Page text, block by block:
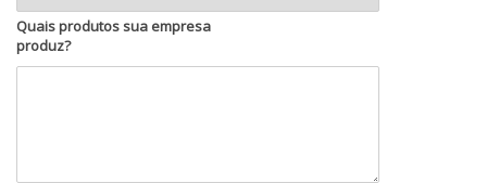
Quais produtos sua empresa
produz?